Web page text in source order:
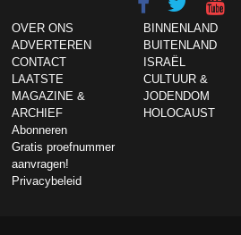
OVER ONS
ADVERTEREN
CONTACT
LAATSTE
MAGAZINE &
ARCHIEF
Abonneren
Gratis proefnummer
aanvragen!
Privacybeleid
BINNENLAND
BUITENLAND
ISRAËL
CULTUUR &
JODENDOM
HOLOCAUST